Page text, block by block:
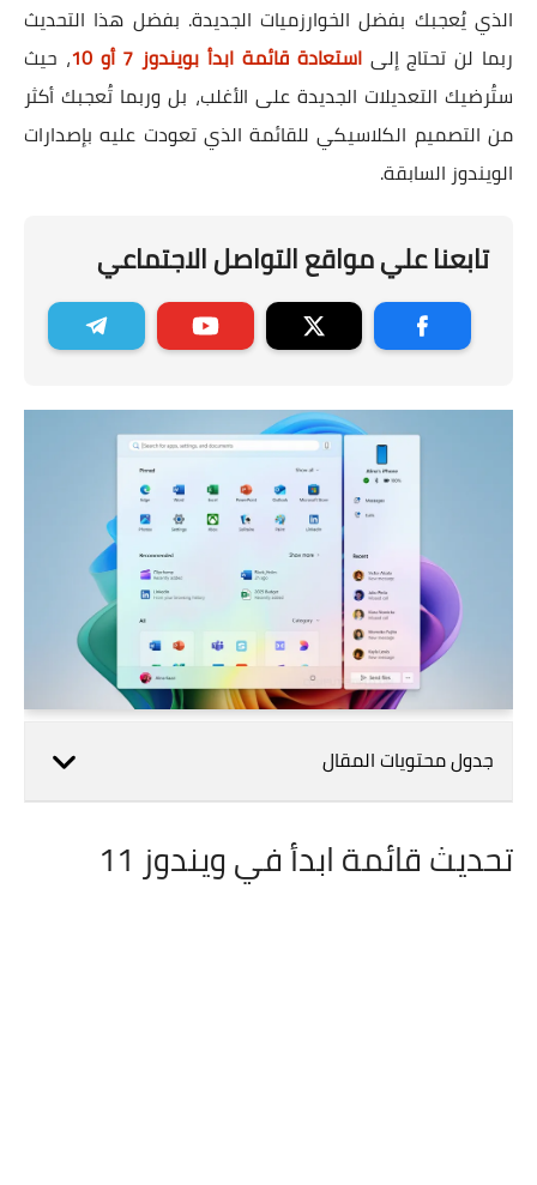
الذي يُعجبك بفضل الخوارزميات الجديدة. بفضل هذا التحديث
ربما لن تحتاج إلىاستعادة قائمة ابدأ بويندوز 7 أو 10
، حيث
ستُرضيك التعديلات الجديدة على الأغلب، بل وربما تُعجبك أكثر
من التصميم الكلاسيكي للقائمة الذي تعودت عليه بإصدارات
الويندوز السابقة.
تابعنا علي مواقع التواصل الاجتماعي
جدول محتويات المقال
تحديث قائمة ابدأ في ويندوز 11